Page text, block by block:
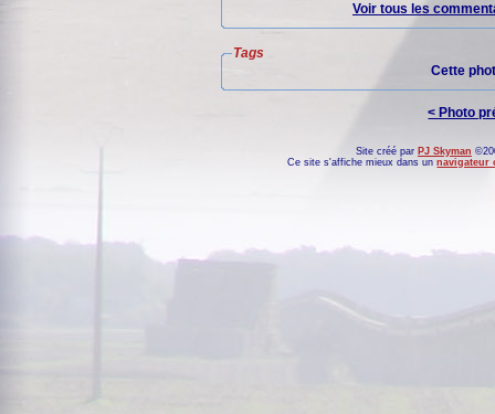
Voir tous les
Tags
Cette
< Photo
Site créé par PJ Skyman
Ce site s'affiche mieux dans unnavigateur